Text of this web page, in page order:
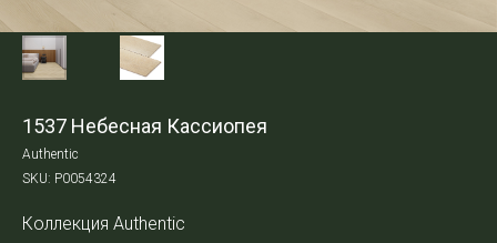
1537 Небесная Кассиопея
Authentic
SKU: Р0054324
Коллекция Authentic